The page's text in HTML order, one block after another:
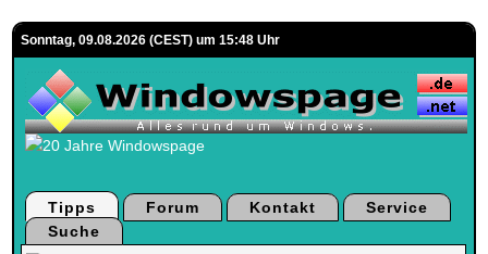
Sonntag, 09.08.2026 (CEST) um 15:48 Uhr
Tipps Forum Kontakt
Service
Suche